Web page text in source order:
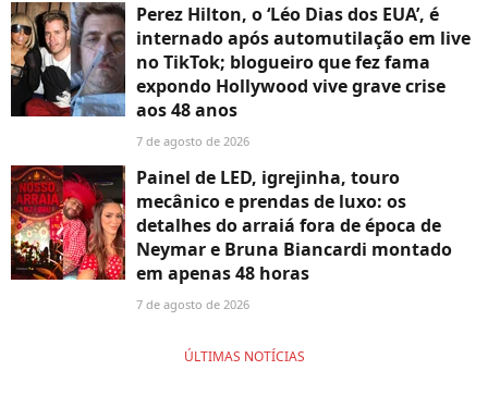
Perez Hilton, o ‘Léo Dias dos EUA’, é
internado após automutilação em live
no TikTok; blogueiro que fez fama
expondo Hollywood vive grave crise
aos 48 anos
7 de agosto de 2026
Painel de LED, igrejinha, touro
mecânico e prendas de luxo: os
detalhes do arraiá fora de época de
Neymar e Bruna Biancardi montado
em apenas 48 horas
7 de agosto de 2026
ÚLTIMAS NOTÍCIAS